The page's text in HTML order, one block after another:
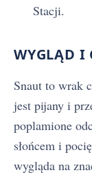
Stacji.
WYGLĄD I
Snaut to wrak
jest pijany i
poplamione
słońcem i
wygląda na